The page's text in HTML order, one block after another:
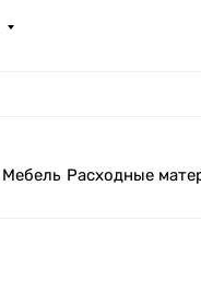
Мебель Расходные